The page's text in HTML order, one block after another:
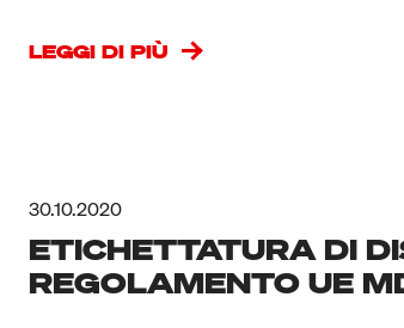
LEGGI DI PIÙ
30.10.2020
ETICHETTATURA DI
REGOLAMENTO UE